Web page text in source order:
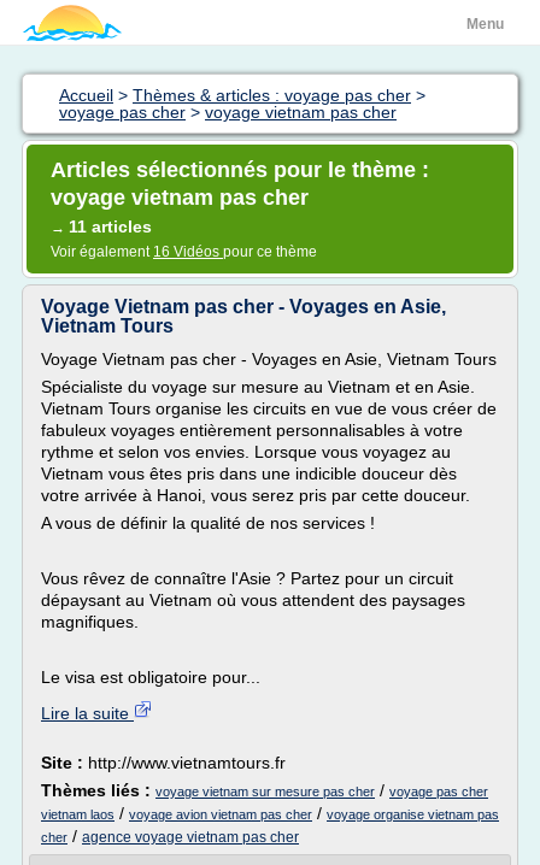
Menu
Accueil > Thèmes & articles : voyage pas cher >
voyage pas cher > voyage vietnam pas cher
Articles sélectionnés pour le thème :
voyage vietnam pas cher
→ 11 articles
Voir également 16 Vidéos pour ce thème
Voyage Vietnam pas cher - Voyages en Asie,
Vietnam Tours
Voyage Vietnam pas cher - Voyages en Asie, Vietnam Tours
Spécialiste du voyage sur mesure au Vietnam et en Asie.
Vietnam Tours organise les circuits en vue de vous créer de
fabuleux voyages entièrement personnalisables à votre
rythme et selon vos envies. Lorsque vous voyagez au
Vietnam vous êtes pris dans une indicible douceur dès
votre arrivée à Hanoi, vous serez pris par cette douceur.
A vous de définir la qualité de nos services !
Vous rêvez de connaître l'Asie ? Partez pour un circuit
dépaysant au Vietnam où vous attendent des paysages
magnifiques.
Le visa est obligatoire pour...
Lire la suite
Site : http://www.vietnamtours.fr
Thèmes liés : voyage vietnam sur mesure pas cher / voyage pas cher
vietnam laos / voyage avion vietnam pas cher / voyage organise vietnam pas
cher / agence voyage vietnam pas cher